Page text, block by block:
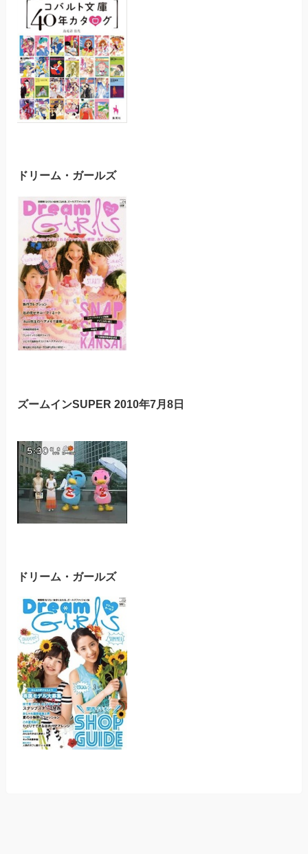
ドリーム・ガールズ
ズームインSUPER 2010年7月8日
ドリーム・ガールズ